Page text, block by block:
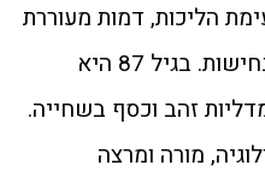
הליכות, דמות מעוררת
השראה ומופת של התמדה ונחישות. בגיל 87 היא
זהב וכסף בשחייה.
מורה ומרצה